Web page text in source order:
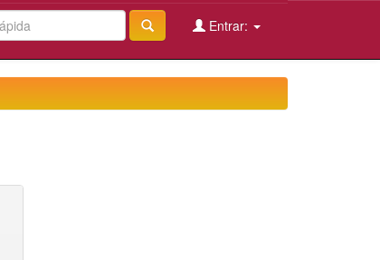
Entrar: